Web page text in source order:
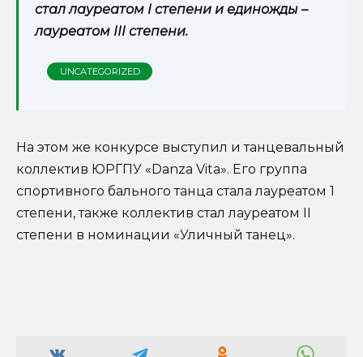
стал лауреатом I степени и единожды –
лауреатом III степени.
UNCATEGORIZED
На этом же конкурсе выступил и танцевальный
коллектив ЮРГПУ «Danza Vita». Его группа
спортивного бального танца стала лауреатом 1
степени, также коллектив стал лауреатом II
степени в номинации «Уличный танец».